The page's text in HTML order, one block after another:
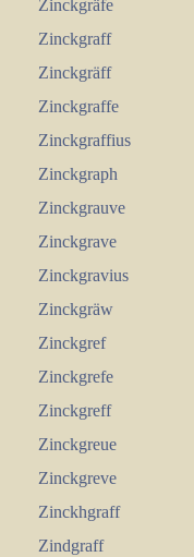
Zinckgräfe
Zinckgraff
Zinckgräff
Zinckgraffe
Zinckgraffius
Zinckgraph
Zinckgrauve
Zinckgrave
Zinckgravius
Zinckgräw
Zinckgref
Zinckgrefe
Zinckgreff
Zinckgreue
Zinckgreve
Zinckhgraff
Zindgraff